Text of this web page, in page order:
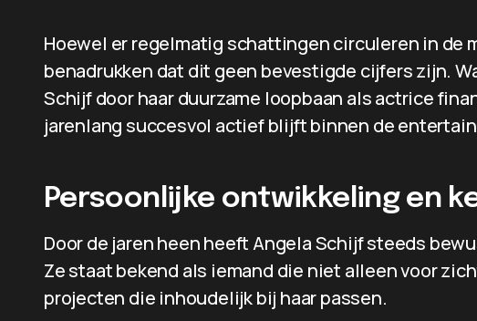
Hoewel er regelmatig schattingen circuleren in de
benadrukken dat dit geen bevestigde cijfers zijn.
Schijf door haar duurzame loopbaan als actrice
jarenlang succesvol actief blijft binnen de
Persoonlijke ontwikkeling en
Door de jaren heen heeft Angela Schijf steeds
Ze staat bekend als iemand die niet alleen voor
projecten die inhoudelijk bij haar passen.